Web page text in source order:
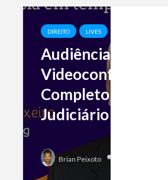
DIREITO LIVES
Audiências por
Videoconferência:
Completo da
Judiciário
Brian Peixoto